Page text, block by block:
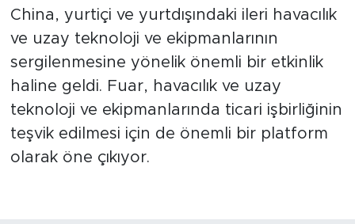
China, yurtiçi ve yurtdışındaki ileri havacılık
ve uzay teknoloji ve ekipmanlarının
sergilenmesine yönelik önemli bir etkinlik
haline geldi. Fuar, havacılık ve uzay
teknoloji ve ekipmanlarında ticari işbirliğinin
teşvik edilmesi için de önemli bir platform
olarak öne çıkıyor.